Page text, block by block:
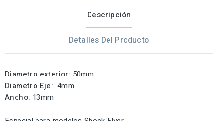
Descripción
Detalles Del Producto
Diametro exterior: 50mm
Diametro Eje: 4mm
Ancho: 13mm